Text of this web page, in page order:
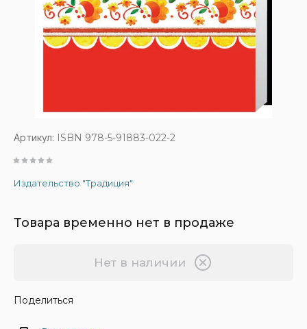
Артикул: ISBN 978-5-91883-022-2
Издательство "Традиция"
Товара временно нет в продаже
Нет в наличии
Поделиться